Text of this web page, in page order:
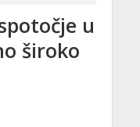
u
široko